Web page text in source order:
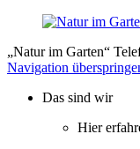
„Natur im Garten“
Navigation
Das sind wir
Hier